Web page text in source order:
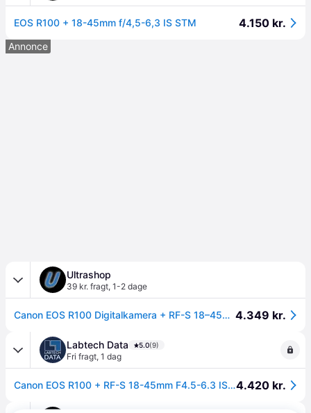
EOS R100 + 18-45mm f/4,5-6,3 IS STM 4.150 kr.
Annonce
Ultrashop
39 kr. fragt, 1-2 dage
Canon EOS R100 Digitalkamera + RF-S 18–45MM IS STM. 4.349 kr.
Labtech Data 5.0(9)
Fri fragt, 1 dag
Canon EOS R100 + RF-S 18-45mm F4.5-6.3 IS STM Kit MILC 24.1 MP CMOS 6000 x 4000 pixels Black4.420 kr.